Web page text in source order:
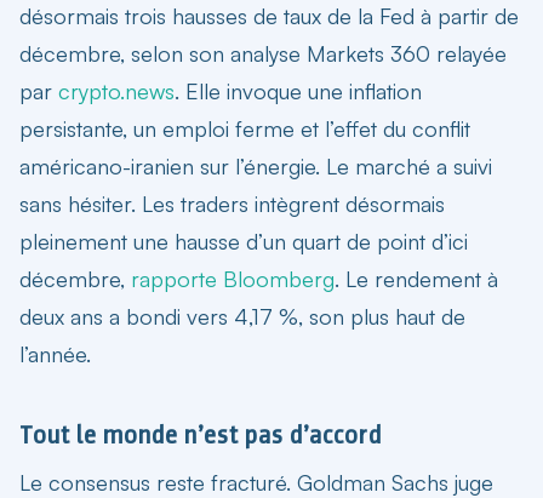
désormais trois hausses de taux de la Fed à partir de
décembre, selon son analyse Markets 360 relayée
par crypto.news. Elle invoque une inflation
persistante, un emploi ferme et l’effet du conflit
américano-iranien sur l’énergie. Le marché a suivi
sans hésiter. Les traders intègrent désormais
pleinement une hausse d’un quart de point d’ici
décembre, rapporte Bloomberg. Le rendement à
deux ans a bondi vers 4,17 %, son plus haut de
l’année.
Tout le monde n’est pas d’accord
Le consensus reste fracturé. Goldman Sachs juge